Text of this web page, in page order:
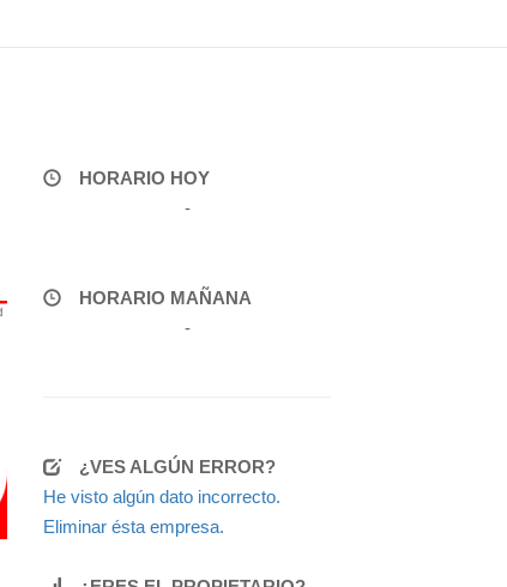
HORARIO HOY
-
HORARIO MAÑANA
-
¿VES ALGÚN ERROR?
He visto algún dato incorrecto.
Eliminar ésta empresa.